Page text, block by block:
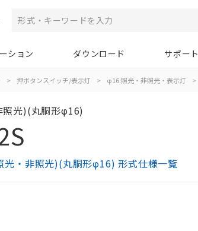
ション ダウンロード サポート
> 押ボタンスイッチ/表示灯 > φ16:照光・非照光・表示灯 >
照光)(丸胴形φ16)
・非照光)(丸胴形φ16) 形式仕様一覧